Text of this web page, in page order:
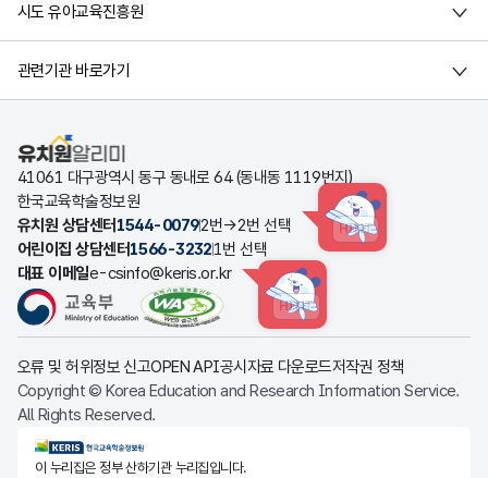
시도 유아교육진흥원
관련기관 바로가기
유치원알리미
41061 대구광역시 동구 동내로 64 (동내동 1119번지)
한국교육학술정보원
유치원 상담센터 1544-00792번→2번 선택 HINT
어린이집 상담센터1566-32321번 선택
대표 이메일e-csinfo@keris.or.kr
HINT
오류 및 허위정보 신고OPEN API공시자료 다운로드저작권 정책
Copyright © Korea Education and Research Information Service.
All Rights Reserved.
KERIS한국교육학술정보원
이 누리집은 정부 산하기관 누리집입니다.